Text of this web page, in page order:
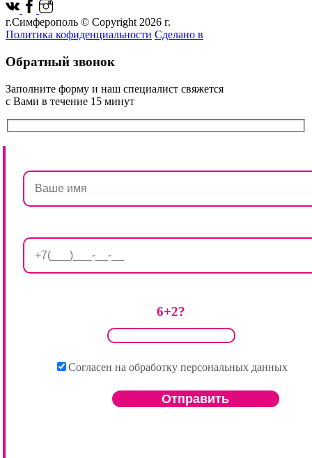
г.Симферополь © Copyright 2026 г.
Политика кофиденциальности Сделано в
Обратный звонок
Заполните форму и наш специалист свяжется
с Вами в течение 15 минут
6+2?
Согласен на обработку персональных данных